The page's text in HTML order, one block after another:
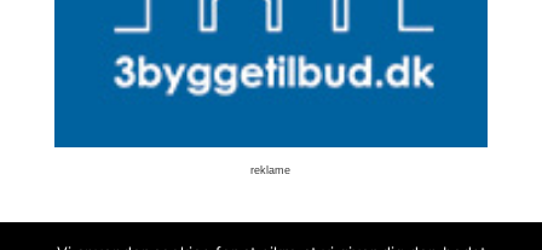
reklame